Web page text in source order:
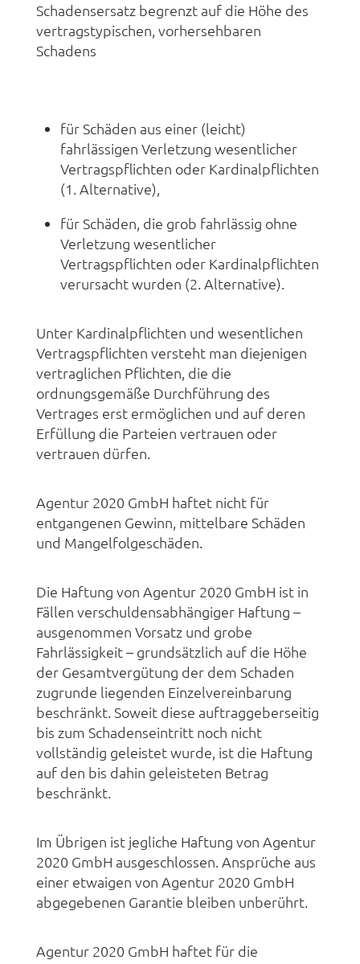
Schadensersatz begrenzt auf die Höhe des
vertragstypischen, vorhersehbaren
Schadens
für Schäden aus einer (leicht)
fahrlässigen Verletzung wesentlicher
Vertragspflichten oder Kardinalpflichten
(1. Alternative),
für Schäden, die grob fahrlässig ohne
Verletzung wesentlicher
Vertragspflichten oder Kardinalpflichten
verursacht wurden (2. Alternative).
Unter Kardinalpflichten und wesentlichen
Vertragspflichten versteht man diejenigen
vertraglichen Pflichten, die die
ordnungsgemäße Durchführung des
Vertrages erst ermöglichen und auf deren
Erfüllung die Parteien vertrauen oder
vertrauen dürfen.
Agentur 2020 GmbH haftet nicht für
entgangenen Gewinn, mittelbare Schäden
und Mangelfolgeschäden.
Die Haftung von Agentur 2020 GmbH ist in
Fällen verschuldensabhängiger Haftung –
ausgenommen Vorsatz und grobe
Fahrlässigkeit – grundsätzlich auf die Höhe
der Gesamtvergütung der dem Schaden
zugrunde liegenden Einzelvereinbarung
beschränkt. Soweit diese auftraggeberseitig
bis zum Schadenseintritt noch nicht
vollständig geleistet wurde, ist die Haftung
auf den bis dahin geleisteten Betrag
beschränkt.
Im Übrigen ist jegliche Haftung von Agentur
2020 GmbH ausgeschlossen. Ansprüche aus
einer etwaigen von Agentur 2020 GmbH
abgegebenen Garantie bleiben unberührt.
Agentur 2020 GmbH haftet für die